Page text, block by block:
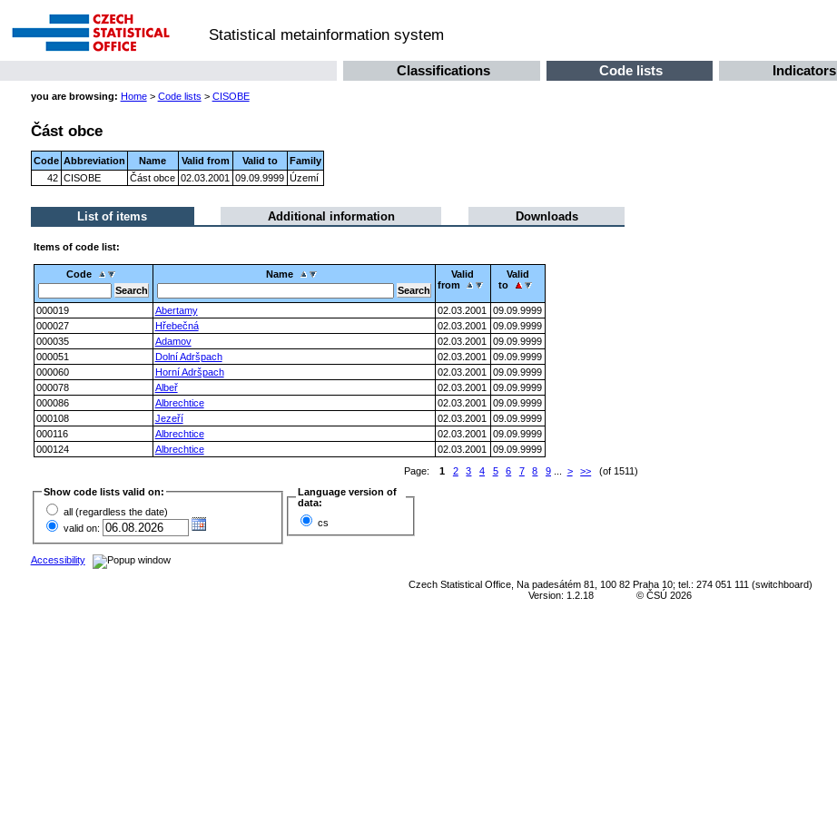
Statistical metainformation system
Classifications Code lists Indicators
you are browsing: Home> Code lists > CISOBE
Část obce
Code Abbreviation Name Valid from Valid to
Family
42 CISOBE Část obce 02.03.2001 09.09.9999 Území
List of items Additional information Downloads
Items of code list:
Code Name
Valid
from
Valid
to
000019 Abertamy 02.03.2001
09.09.9999
000027
Hřebečná 02.03.2001
09.09.9999
000035
Adamov 02.03.2001
09.09.9999
000051
Dolní Adršpach 02.03.2001
09.09.9999
000060
Horní Adršpach 02.03.2001
09.09.9999
000078
Albeř 02.03.2001
09.09.9999
000086
Albrechtice 02.03.2001
09.09.9999
000108
Jezeří 02.03.2001
09.09.9999
000116
Albrechtice 02.03.2001
09.09.9999
000124
Albrechtice 02.03.2001
09.09.9999
Page: 1 2 3 4 5 6 7 8 9 > >> (of 1511)
Show code lists valid on:
all (regardless the date)
valid on:
Language version of
data:
cs
Accessibility
Czech Statistical Office, Na padesátém 81, 100 82 Praha 10; tel.: 274 051 111 (switchboard)
Version: 1.2.18
© ČSÚ 2026